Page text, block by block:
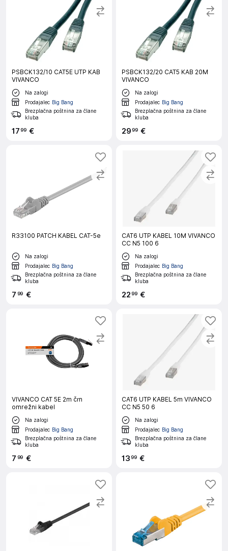
PSBCK132/10 CAT5E UTP KAB
VIVANCO
Na zalogi
Prodajalec Big Bang
Brezplačna poštnina za člane
kluba
1799 €
PSBCK132/20 CAT5 KAB 20M
VIVANCO
Na zalogi
Prodajalec Big Bang
Brezplačna poštnina za člane
kluba
2999 €
R33100 PATCH KABEL CAT-5e
Na zalogi
Prodajalec Big Bang
Brezplačna poštnina za člane
kluba
7 99 €
CAT6 UTP KABEL 10M VIVANCO
CC N5 100 6
Na zalogi
Prodajalec Big Bang
Brezplačna poštnina za člane
kluba
2299 €
VIVANCO CAT 5E 2m črn
omrežni kabel
Na zalogi
Prodajalec Big Bang
Brezplačna poštnina za člane
kluba
7 99 €
CAT6 UTP KABEL 5m VIVANCO
CC N5 50 6
Na zalogi
Prodajalec Big Bang
Brezplačna poštnina za člane
kluba
1399 €